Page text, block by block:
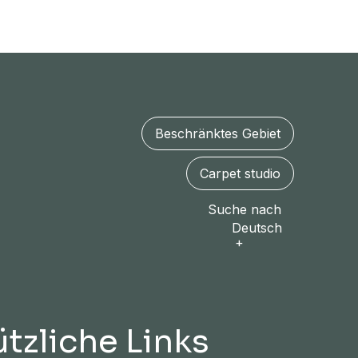
Beschränktes Gebiet
Carpet studio
Suche nach
Deutsch
Links